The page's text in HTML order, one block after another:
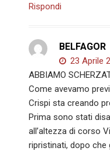
Rispondi
BELFAGOR
23 Aprile
ABBIAMO
Come avevamo
Crispi sta creando
Prima sono stati
all’altezza di corso
ripristinati, dopo che